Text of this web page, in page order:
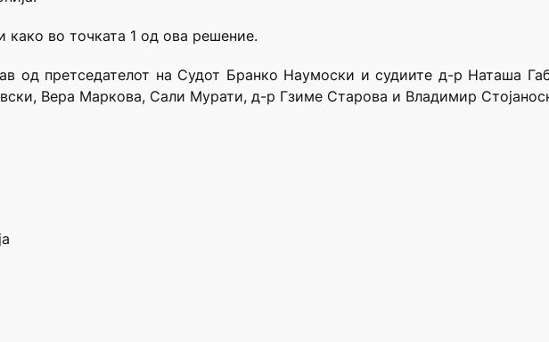
како во точката 1 од ова решение.
од претседателот на Судот Бранко Наумоски и судиите д-р Наташа
Вера Маркова, Сали Мурати, д-р Гзиме Старова и Владимир